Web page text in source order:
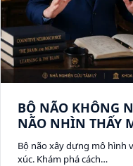
BỘ NÃO KHÔNG
NÃO NHÌN THẤY
DỰNG VỀ THẾ
Bộ não xây dựng mô hình
xúc. Khám phá cách…